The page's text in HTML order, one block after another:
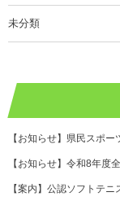
未分類
【お知らせ】県民スポー
【お知らせ】令和8年度
【案内】公認ソフトテ